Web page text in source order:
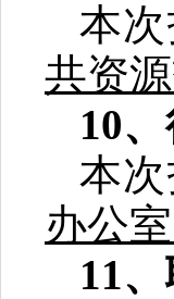
本
共资
10
本
办公室
11